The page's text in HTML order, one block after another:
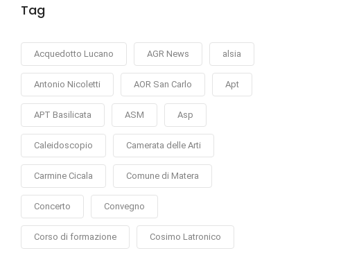
Tag
Acquedotto Lucano AGR News alsia
Antonio Nicoletti AOR San Carlo Apt
APT Basilicata ASM Asp
Caleidoscopio Camerata delle Arti
Carmine Cicala Comune di Matera
Concerto Convegno
Corso di formazione Cosimo Latronico